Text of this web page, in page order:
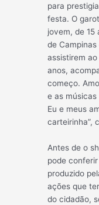
para
festa. O
jovem, de 15
de
assistirem
anos,
começo.
e as
Eu e meus
carteirinha”,
Antes de o
pode
produzido
ações que
do cidadão,